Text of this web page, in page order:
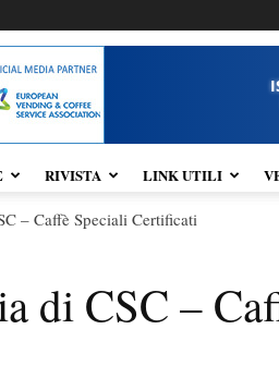
RIVISTA LINK UTILI
– Caffè Speciali Certificati
di CSC –